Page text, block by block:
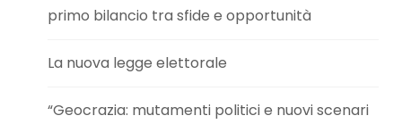
primo bilancio tra sfide e opportunità
La nuova legge elettorale
“Geocrazia: mutamenti politici e nuovi scenari